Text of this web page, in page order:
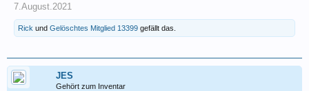
7.August.2021
Rick und Gelöschtes Mitglied 13399 gefällt das.
JES
Gehört zum Inventar